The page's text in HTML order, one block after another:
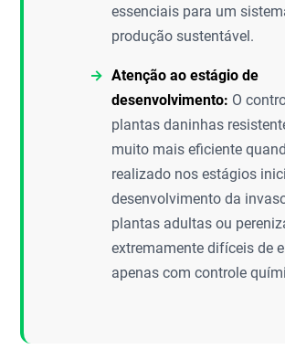
essenciais para um
produção sustentável.
Atenção ao estágio de
desenvolvimento: O
plantas daninhas
muito mais eficiente
realizado nos estágios
desenvolvimento da
plantas adultas ou
extremamente difíceis de
apenas com controle